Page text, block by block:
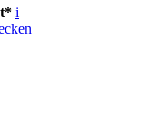
i